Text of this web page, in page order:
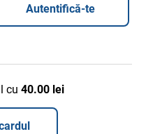
Autentifică-te
cu 40.00lei